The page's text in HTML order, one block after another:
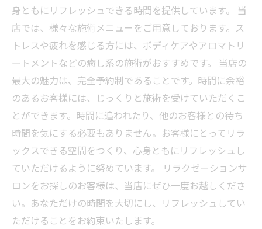
身ともにリフレッシュできる時間を提供しています。 当
店では、様々な施術メニューをご用意しております。ス
トレスや疲れを感じる方には、ボディケアやアロマトリ
ートメントなどの癒し系の施術がおすすめです。 当店の
最大の魅力は、完全予約制であることです。時間に余裕
のあるお客様には、じっくりと施術を受けていただくこ
とができます。時間に追われたり、他のお客様との待ち
時間を気にする必要もありません。お客様にとってリラ
ックスできる空間をつくり、心身ともにリフレッシュし
ていただけるように努めています。 リラクゼーションサ
ロンをお探しのお客様は、当店にぜひ一度お越しくださ
い。あなただけの時間を大切にし、リフレッシュしてい
ただけることをお約束いたします。